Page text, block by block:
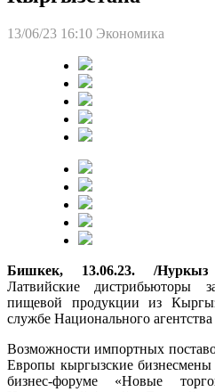
13/06/23 16:10 Экономика
Бишкек, 13.06.23. /
Латвийские дистрибьюторы
пищевой продукции из
службе Национального
Возможности импортных
Европы кыргызские бизнесмены
бизнес-форуме «Новые